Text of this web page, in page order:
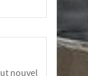
nouvel